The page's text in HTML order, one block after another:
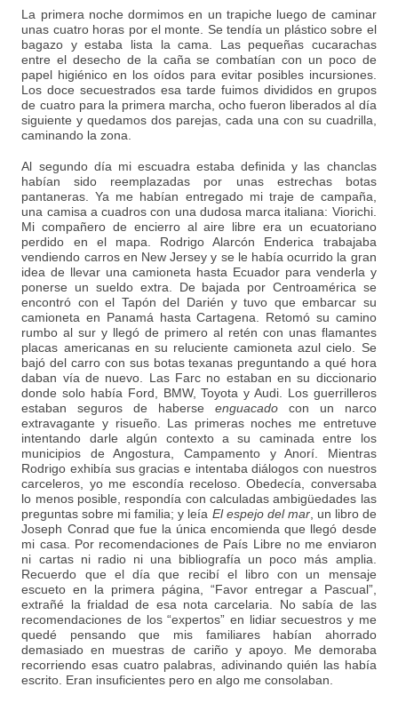
La primera noche dormimos en un trapiche luego de caminar
unas cuatro horas por el monte. Se tendía un plástico sobre el
bagazo y estaba lista la cama. Las pequeñas cucarachas
entre el desecho de la caña se combatían con un poco de
papel higiénico en los oídos para evitar posibles incursiones.
Los doce secuestrados esa tarde fuimos divididos en grupos
de cuatro para la primera marcha, ocho fueron liberados al día
siguiente y quedamos dos parejas, cada una con su cuadrilla,
caminando la zona.
Al segundo día mi escuadra estaba definida y las chanclas
habían sido reemplazadas por unas estrechas botas
pantaneras. Ya me habían entregado mi traje de campaña,
una camisa a cuadros con una dudosa marca italiana: Viorichi.
Mi compañero de encierro al aire libre era un ecuatoriano
perdido en el mapa. Rodrigo Alarcón Enderica trabajaba
vendiendo carros en New Jersey y se le había ocurrido la gran
idea de llevar una camioneta hasta Ecuador para venderla y
ponerse un sueldo extra. De bajada por Centroamérica se
encontró con el Tapón del Darién y tuvo que embarcar su
camioneta en Panamá hasta Cartagena. Retomó su camino
rumbo al sur y llegó de primero al retén con unas flamantes
placas americanas en su reluciente camioneta azul cielo. Se
bajó del carro con sus botas texanas preguntando a qué hora
daban vía de nuevo. Las Farc no estaban en su diccionario
donde solo había Ford, BMW, Toyota y Audi. Los guerrilleros
estaban seguros de haberse enguacadocon un narco
extravagante y risueño. Las primeras noches me entretuve
intentando darle algún contexto a su caminada entre los
municipios de Angostura, Campamento y Anorí. Mientras
Rodrigo exhibía sus gracias e intentaba diálogos con nuestros
carceleros, yo me escondía receloso. Obedecía, conversaba
lo menos posible, respondía con calculadas ambigüedades las
preguntas sobre mi familia; y leía El espejo del mar, un libro de
Joseph Conrad que fue la única encomienda que llegó desde
mi casa. Por recomendaciones de País Libre no me enviaron
ni cartas ni radio ni una bibliografía un poco más amplia.
Recuerdo que el día que recibí el libro con un mensaje
escueto en la primera página, “Favor entregar a Pascual”,
extrañé la frialdad de esa nota carcelaria. No sabía de las
recomendaciones de los “expertos” en lidiar secuestros y me
quedé pensando que mis familiares habían ahorrado
demasiado en muestras de cariño y apoyo. Me demoraba
recorriendo esas cuatro palabras, adivinando quién las había
escrito. Eran insuficientes pero en algo me consolaban.